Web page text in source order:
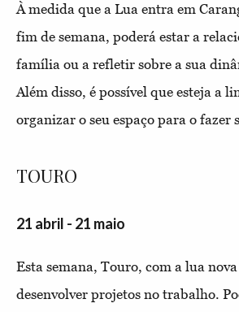
À medida que a Lua entra em
fim de semana, poderá estar a
família ou a refletir sobre a sua
Além disso, é possível que esteja a
organizar o seu espaço para o fazer
TOURO
21 abril - 21 maio
Esta semana, Touro, com a lua
desenvolver projetos no trabalho.